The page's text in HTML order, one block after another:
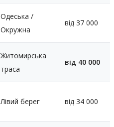
Одеська /
Окружна
від 37 000
Житомирська
траса
від 40 000
Лівий берег від 34 000